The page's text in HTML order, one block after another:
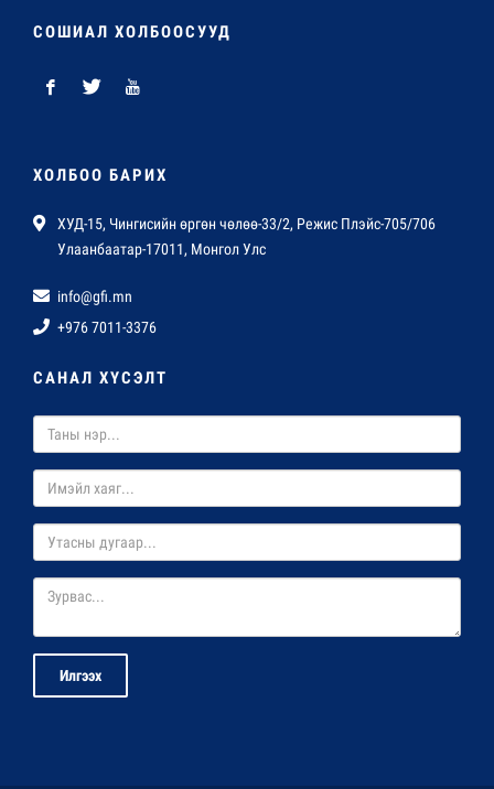
СОШИАЛ ХОЛБООСУУД
ХОЛБОО БАРИХ
ХУД-15, Чингисийн өргөн чөлөө-33/2, Режис Плэйс-705/706
Улаанбаатар-17011, Монгол Улс
info@gfi.mn
+976 7011-3376
САНАЛ ХҮСЭЛТ
Илгээх